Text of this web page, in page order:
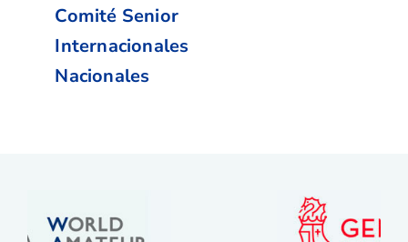
Comité Senior
Internacionales
Nacionales